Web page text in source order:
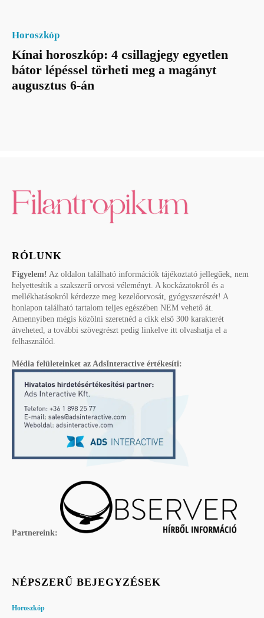
Horoszkóp
Kínai horoszkóp: 4 csillagjegy egyetlen
bátor lépéssel törheti meg a magányt
augusztus 6-án
RÓLUNK
Figyelem! Az oldalon található információk tájékoztató jellegűek, nem
helyettesítik a szakszerű orvosi véleményt. A kockázatokról és a
mellékhatásokról kérdezze meg kezelőorvosát, gyógyszerészét! A
honlapon található tartalom teljes egészében NEM vehető át.
Amennyiben mégis közölni szeretnéd a cikk első 300 karakterét
átveheted, a további szövegrészt pedig linkelve itt olvashatja el a
felhasználód.
Média felületeinket az AdsInteractive értékesíti:
Partnereink:
NÉPSZERŰ BEJEGYZÉSEK
Horoszkóp